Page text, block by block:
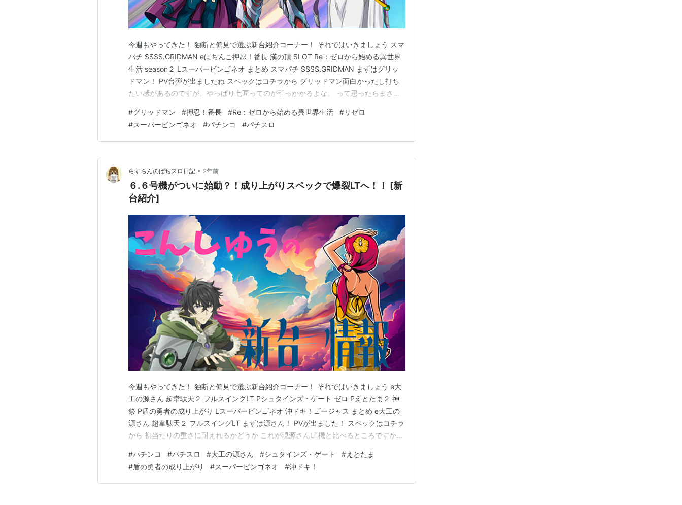
今週もやってきた！ 独断と偏見で選ぶ新台紹介コーナー！ それではいきましょう スマ
パチ SSSS.GRIDMAN eぱちんこ押忍！番長 漢の頂 SLOT Re：ゼロから始める異世界
生活 season２ Lスーパービンゴネオ まとめ スマパチ SSSS.GRIDMAN まずはグリッ
ドマン！ PV台弾が出ましたね スペックはコチラから グリッドマン面白かったし打ち
たい感があるのですが、やっぱり七匠ってのが引っかかるよな。 って思ったらまさか
続いて番長です スマパチで出ます。 スペック 大当たり確率：１/１７９.５ …
#グリッドマン #押忍！番長 #Re：ゼロから始める異世界生活 #リゼロ
#スーパービンゴネオ #パチンコ #パチスロ
らすらんのぱちスロ日記 • 2年前
６.６号機がついに始動？！成り上がりスペックで爆裂LTへ！！ [新
台紹介]
今週もやってきた！ 独断と偏見で選ぶ新台紹介コーナー！ それではいきましょう e大
工の源さん 超韋駄天２ フルスイングLT Pシュタインズ・ゲート ゼロ Pえとたま２ 神
祭 P盾の勇者の成り上がり Lスーパービンゴネオ 沖ドキ！ゴージャス まとめ e大工の
源さん 超韋駄天２ フルスイングLT まずは源さん！ PVが出ました！ スペックはコチラ
から 初当たりの重さに耐えれるかどうか これが現源さんLT機と比べるところですか
ズ・ゲート ゼロ 続いてシュタゲ スペックが出ましたね。 スペック 大当たり確率：１/
３１９.…
#パチンコ #パチスロ #大工の源さん #シュタインズ・ゲート #えとたま
#盾の勇者の成り上がり #スーパービンゴネオ #沖ドキ！